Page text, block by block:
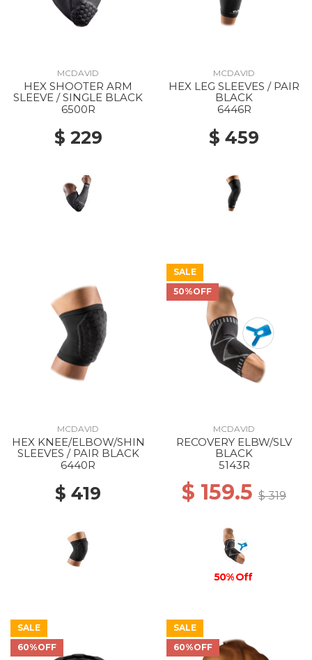
MCDAVID
HEX SHOOTER ARM
SLEEVE / SINGLE BLACK
6500R
$ 229
MCDAVID
HEX LEG SLEEVES / PAIR
BLACK
6446R
$ 459
MCDAVID
HEX KNEE/ELBOW/SHIN
SLEEVES / PAIR BLACK
6440R
$ 419
SALE
50%OFF
MCDAVID
RECOVERY ELBW/SLV
BLACK
5143R
$ 159.5 $ 319
50% Off
SALE
60%OFF
SALE
60%OFF